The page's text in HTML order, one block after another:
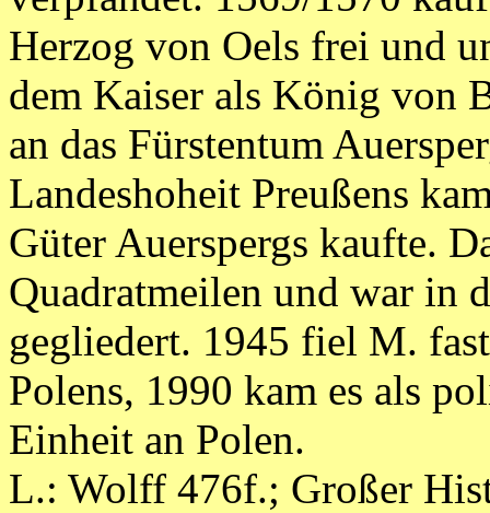
Herzog von Oels frei und
dem Kaiser als König von
an das Fürstentum
Landeshoheit Preußens
Güter Auerspergs kaufte.
Quadratmeilen und war in
gegliedert. 1945 fiel M.
Polens, 1990 kam es als
Einheit an Polen.
L.: Wolff 476f.; Großer